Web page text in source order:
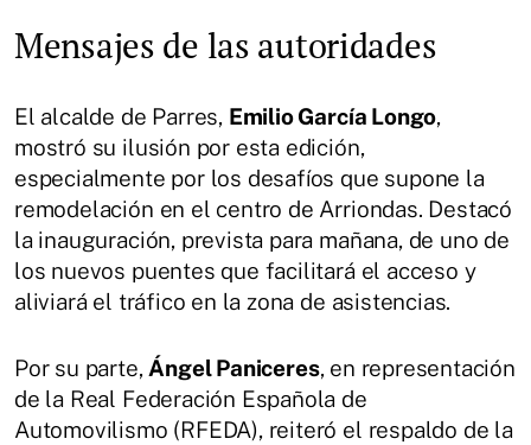
Mensajes de las autoridades
El alcalde de Parres, Emilio García Longo,
mostró su ilusión por esta edición,
especialmente por los desafíos que supone la
remodelación en el centro de Arriondas. Destacó
la inauguración, prevista para mañana, de uno de
los nuevos puentes que facilitará el acceso y
aliviará el tráfico en la zona de asistencias.
Por su parte, Ángel Paniceres, en representación
de la Real Federación Española de
Automovilismo (RFEDA), reiteró el respaldo de la